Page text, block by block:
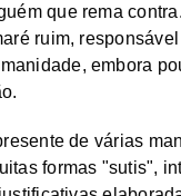
que rema
ruim,
embora
de várias
formas "sutis",